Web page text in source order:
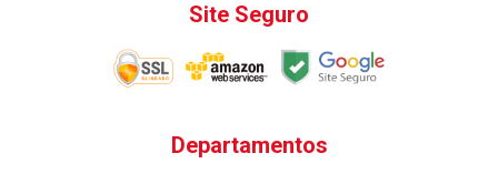
Site Seguro
Departamentos